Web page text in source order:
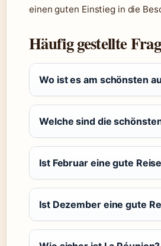
einen guten Einstieg in die
Häufig gestellte
Wo ist es am schönsten
Welche sind die
Ist Februar eine gute
Ist Dezember eine gute